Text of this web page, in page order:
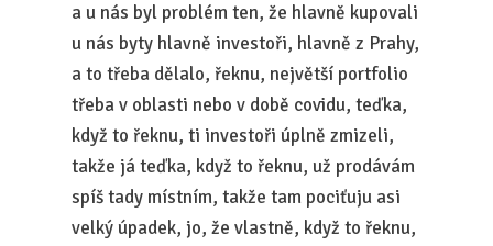
a u nás byl problém ten, že hlavně kupovali
u nás byty hlavně investoři, hlavně z Prahy,
a to třeba dělalo, řeknu, největší portfolio
třeba v oblasti nebo v době covidu, teďka,
když to řeknu, ti investoři úplně zmizeli,
takže já teďka, když to řeknu, už prodávám
spíš tady místním, takže tam pociťuju asi
velký úpadek, jo, že vlastně, když to řeknu,